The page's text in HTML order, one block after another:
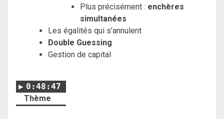
Plus précisément : enchères
simultanées
Les égalités qui s’annulent
Double Guessing
Gestion de capital
0:48:47
Thème